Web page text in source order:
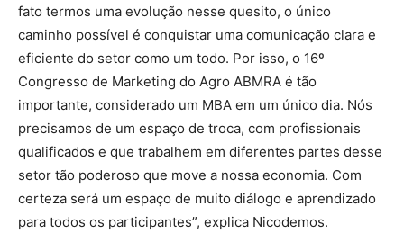
fato termos uma evolução nesse quesito, o único
caminho possível é conquistar uma comunicação clara e
eficiente do setor como um todo. Por isso, o 16º
Congresso de Marketing do Agro ABMRA é tão
importante, considerado um MBA em um único dia. Nós
precisamos de um espaço de troca, com profissionais
qualificados e que trabalhem em diferentes partes desse
setor tão poderoso que move a nossa economia. Com
certeza será um espaço de muito diálogo e aprendizado
para todos os participantes”, explica Nicodemos.